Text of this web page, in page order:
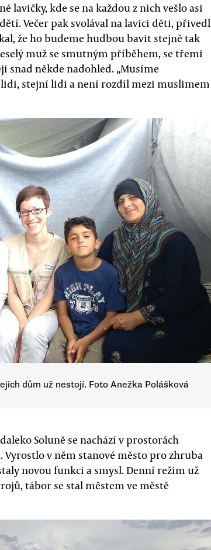
lavičky, kde se na každou z nich vešlo asi
Večer pak svolával na lavici děti, přivedl
že ho budeme hudbou bavit stejně tak
muž se smutným příběhem, se třemi
snad někde nadohled. „Musíme
stejní lidi a není rozdíl mezi muslimem
dům už nestojí. Foto Anežka Polášková
Soluně se nachází v prostorách
v něm stanové město pro zhruba
novou funkci a smysl. Denní režim už
tábor se stal městem ve městě